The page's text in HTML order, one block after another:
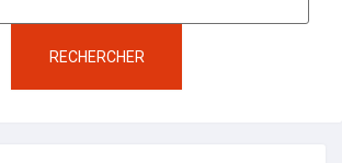
RECHERCHER